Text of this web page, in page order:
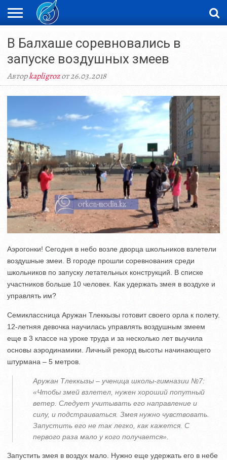
ЖАҢАЛЫҚТАР
НОВОСТИ
ВИДЕО
ФОТОРЕПОРТАЖИ
ОРКЕН
В Балхаше соревновались в
запуске воздушных змеев
Авторkapligrozот 26.03.2018
Аэрогонки! Сегодня в небо возле дворца школьников взлетели
воздушные змеи. В городе прошли соревнования среди
школьников по запуску летательных конструкций. В списке
участников больше 10 человек. Как удержать змея в воздухе и
управлять им?
Семиклассница Аружан Тлеккызы готовит своего орла к полету.
12-летняя девочка научилась управлять воздушным змеем
еще в 3 классе на уроке труда и за несколько лет выучила
основы аэродинамики. Личный рекорд высоты начинающего
штурмана – 5 метров.
Аружан Тлеккызы – ученица школы-гимназии №7:
«Чтобы змей взлетел, нужен хороший попутный
ветер. Следует учитывать его направление и
силу, и подстраиваться. Змея нужно чувствовать.
Запустить его не так легко, как кажется. С
первого раза мало у кого получается».
Запустить змея в воздух мало. Нужно еще удержать его в небе